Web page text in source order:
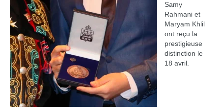
Samy
Rahmani et
Maryam Khlil
ont reçu la
prestigieuse
distinction le
18 avril.